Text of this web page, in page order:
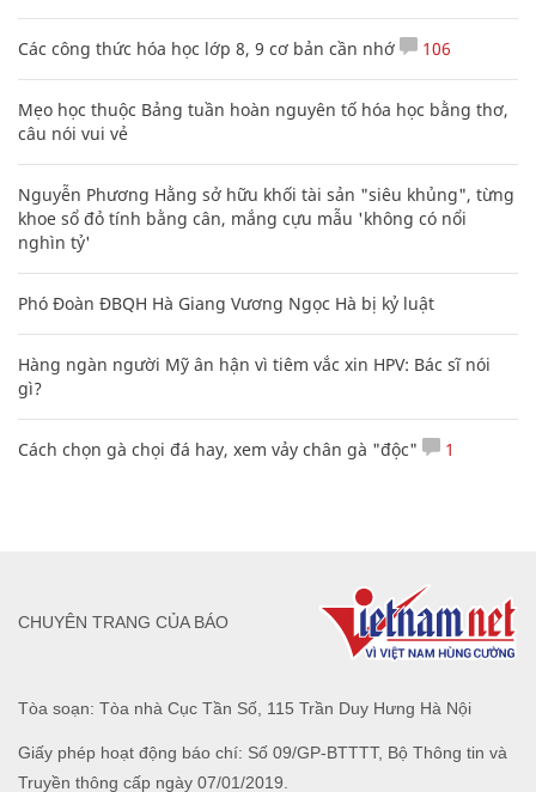
Các công thức hóa học lớp 8, 9 cơ bản cần nhớ 106
Mẹo học thuộc Bảng tuần hoàn nguyên tố hóa học bằng thơ,
câu nói vui vẻ
Nguyễn Phương Hằng sở hữu khối tài sản "siêu khủng", từng
khoe sổ đỏ tính bằng cân, mắng cựu mẫu 'không có nổi
nghìn tỷ'
Phó Đoàn ĐBQH Hà Giang Vương Ngọc Hà bị kỷ luật
Hàng ngàn người Mỹ ân hận vì tiêm vắc xin HPV: Bác sĩ nói
gì?
Cách chọn gà chọi đá hay, xem vảy chân gà "độc" 1
Tòa soạn: Tòa nhà Cục Tần Số, 115 Trần Duy Hưng Hà Nội
Giấy phép hoạt động báo chí: Số 09/GP-BTTTT, Bộ Thông tin và
Truyền thông cấp ngày 07/01/2019.
CHUYÊN TRANG CỦA BÁO